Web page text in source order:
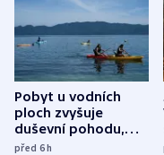
Pobyt u vodních
ploch zvyšuje
duševní pohodu,
ukázala
před 6h